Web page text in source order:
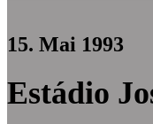
15. Mai 1993
Estádio